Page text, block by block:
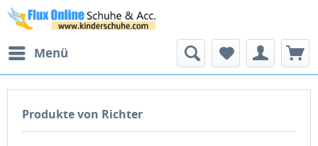
Menü
Produkte von Richter